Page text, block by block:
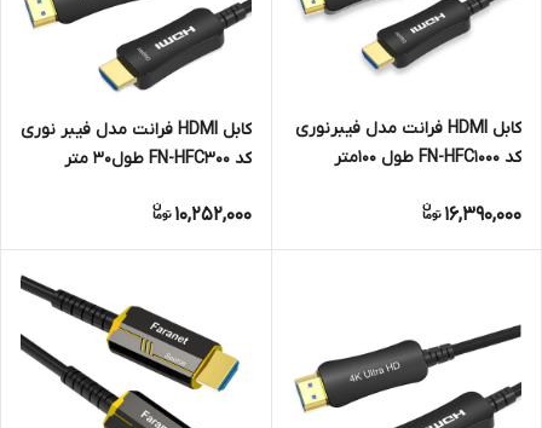
کابل HDMI فرانت مدل فیبرنوری
کد FN-HFC1000 طول 100متر
16,390,000
کابل HDMI فرانت مدل فیبر نوری
کد FN-HFC300 طول30 متر
10,252,000